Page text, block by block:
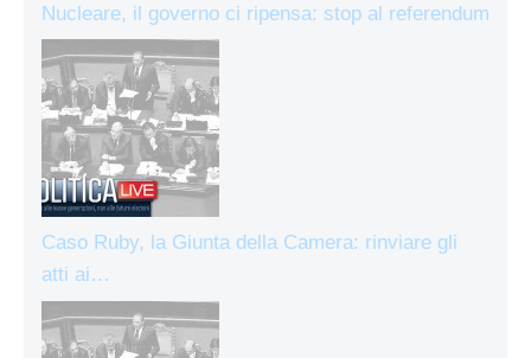
Nucleare, il governo ci ripensa: stop al referendum
Caso Ruby, la Giunta della Camera: rinviare gli
atti ai…